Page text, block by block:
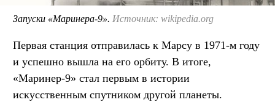
Запуски «Маринера-9». Источник: wikipedia.org
Первая станция отправилась к Марсу в 1971-м году
и успешно вышла на его орбиту. В итоге,
«Маринер-9» стал первым в истории
искусственным спутником другой планеты.